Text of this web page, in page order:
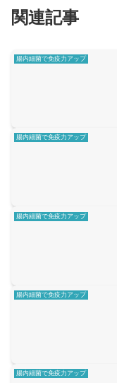
関連記事
腸内細菌で免疫力アップ
腸内細菌で免疫力アップ
腸内細菌で免疫力アップ
腸内細菌で免疫力アップ
腸内細菌で免疫力アップ